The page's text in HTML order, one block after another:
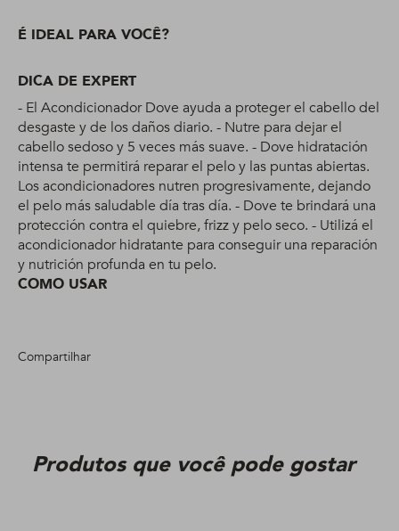
É IDEAL PARA VOCÊ?
DICA DE EXPERT
- El Acondicionador Dove ayuda a proteger el cabello del
desgaste y de los daños diario. - Nutre para dejar el
cabello sedoso y 5 veces más suave. - Dove hidratación
intensa te permitirá reparar el pelo y las puntas abiertas.
Los acondicionadores nutren progresivamente, dejando
el pelo más saludable día tras día. - Dove te brindará una
protección contra el quiebre, frizz y pelo seco. - Utilizá el
acondicionador hidratante para conseguir una reparación
y nutrición profunda en tu pelo.
COMO USAR
Compartilhar
Produtos que você pode gostar